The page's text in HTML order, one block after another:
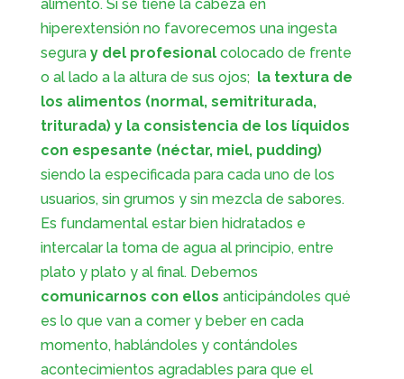
alimento. Si se tiene la cabeza en
hiperextensión no favorecemos una ingesta
segura y del profesional colocado de frente
o al lado a la altura de sus ojos; la textura de
los alimentos (normal, semitriturada,
triturada) y la consistencia de los líquidos
con espesante (néctar, miel, pudding)
siendo la especificada para cada uno de los
usuarios, sin grumos y sin mezcla de sabores.
Es fundamental estar bien hidratados e
intercalar la toma de agua al principio, entre
plato y plato y al final. Debemos
comunicarnos con ellos anticipándoles qué
es lo que van a comer y beber en cada
momento, hablándoles y contándoles
acontecimientos agradables para que el